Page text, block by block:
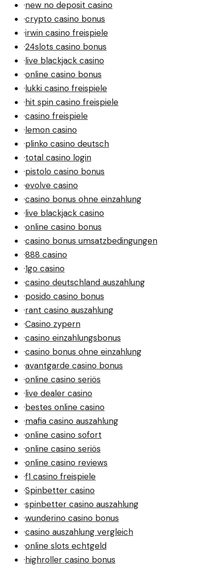
·new no deposit casino
·crypto casino bonus
·irwin casino freispiele
·24slots casino bonus
·live blackjack casino
·online casino bonus
·lukki casino freispiele
·hit spin casino freispiele
·casino freispiele
·lemon casino
·plinko casino deutsch
·total casino login
·pistolo casino bonus
·evolve casino
·casino bonus ohne einzahlung
·live blackjack casino
·online casino bonus
·casino bonus umsatzbedingungen
·888 casino
·1go casino
·casino deutschland auszahlung
·posido casino bonus
·rant casino auszahlung
·Casino zypern
·casino einzahlungsbonus
·casino bonus ohne einzahlung
·avantgarde casino bonus
·online casino seriös
·live dealer casino
·bestes online casino
·mafia casino auszahlung
·online casino sofort
·online casino seriös
·online casino reviews
·f1 casino freispiele
·Spinbetter casino
·spinbetter casino auszahlung
·wunderino casino bonus
·casino auszahlung vergleich
·online slots echtgeld
·highroller casino bonus